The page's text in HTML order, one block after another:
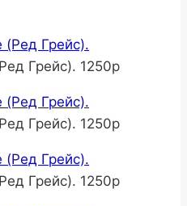
Грейс). 1250р
Грейс). 1250р
Грейс). 1250р